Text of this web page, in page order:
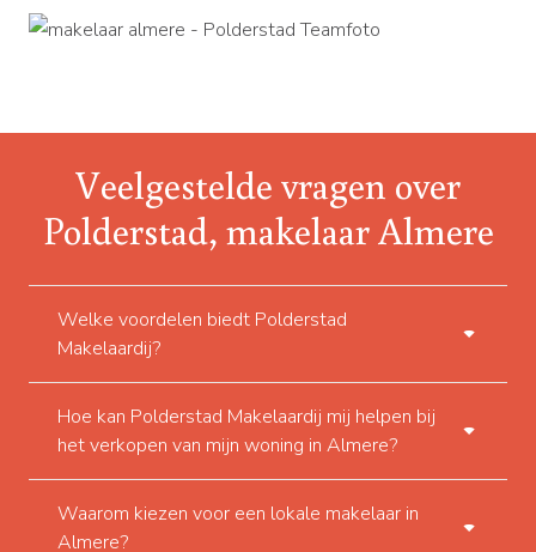
Veelgestelde vragen over
Polderstad, makelaar Almere
Welke voordelen biedt Polderstad
Makelaardij?
Hoe kan Polderstad Makelaardij mij helpen bij
het verkopen van mijn woning in Almere?
Waarom kiezen voor een lokale makelaar in
Almere?